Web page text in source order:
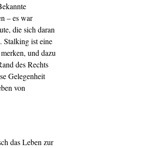
– es war
die sich daran
Stalking ist eine
und dazu
des Rechts
Gelegenheit
von
das Leben zur